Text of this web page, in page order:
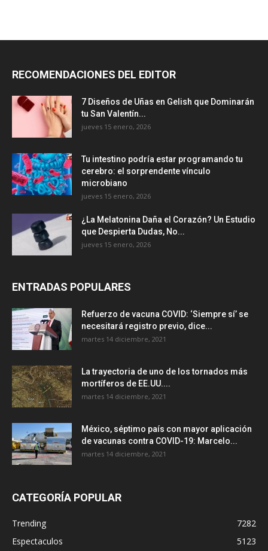
RECOMENDACIONES DEL EDITOR
7 Diseños de Uñas en Gelish que Dominarán
tu San Valentín...
jueves 15 enero, 2026
Tu intestino podría estar programando tu
cerebro: el sorprendente vínculo
microbiano
jueves 15 enero, 2026
¿La Melatonina Daña el Corazón? Un Estudio
que Despierta Dudas, No...
jueves 15 enero, 2026
ENTRADAS POPULARES
Refuerzo de vacuna COVID: ‘Siempre sí’ se
necesitará registro previo, dice...
martes 14 diciembre, 2021
La trayectoria de uno de los tornados más
mortíferos de EE.UU....
martes 14 diciembre, 2021
México, séptimo país con mayor aplicación
de vacunas contra COVID-19: Marcelo...
martes 14 diciembre, 2021
CATEGORÍA POPULAR
Trending
7282
Espectaculos
5123